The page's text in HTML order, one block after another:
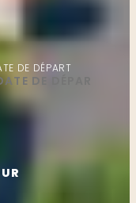
DE DÉPART